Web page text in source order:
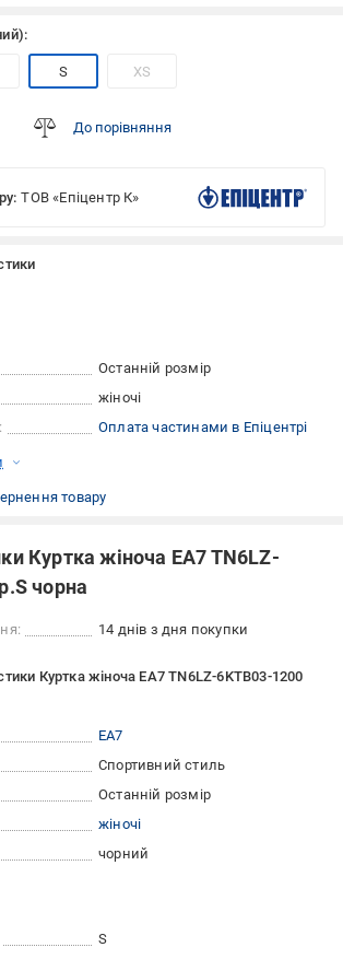
S XS
До порівняння
ТОВ «Епіцентр К»
Останній розмір
жіночі
Оплата частинами в Епіцентрі
товару
Куртка жіноча EA7 TN6LZ-
чорна
14 днів з дня покупки
Куртка жіноча EA7 TN6LZ-6KTB03-1200
EA7
Спортивний стиль
Останній розмір
жіночі
чорний
S